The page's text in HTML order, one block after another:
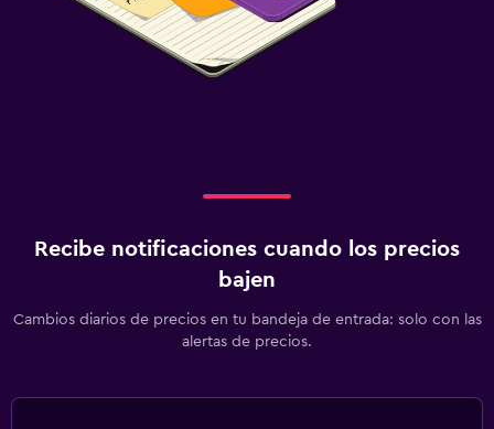
Recibe notificaciones cuando los precios
bajen
Cambios diarios de precios en tu bandeja de entrada: solo con las
alertas de precios.